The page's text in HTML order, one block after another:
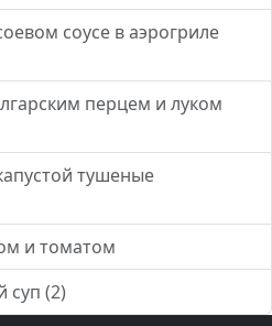
соусе в аэрогриле
перцем и луком
тушеные
и томатом
суп (2)